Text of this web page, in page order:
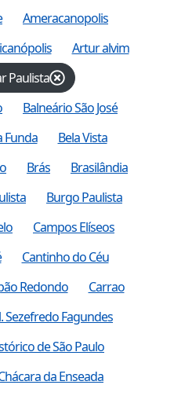
Ameracanopolis
Artur alvim
Paulista
Balneário São José
Funda
Bela Vista
Brás
Brasilândia
Burgo Paulista
Campos Elíseos
Cantinho do Céu
Redondo
Carrao
Sezefredo Fagundes
de São Paulo
da Enseada